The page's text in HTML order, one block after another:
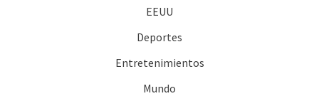
EEUU
Deportes
Entretenimientos
Mundo